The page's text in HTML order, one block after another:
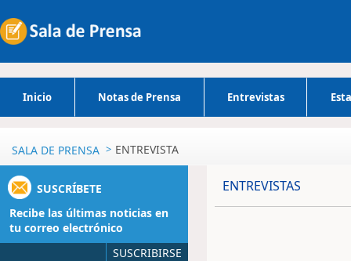
Inicio Notas de Prensa Entrevistas
SALA DE PRENSA ENTREVISTA
SUSCRÍBETE
Recibe las últimas noticias en
tu correo electrónico
SUSCRIBIRSE
ENTREVISTAS